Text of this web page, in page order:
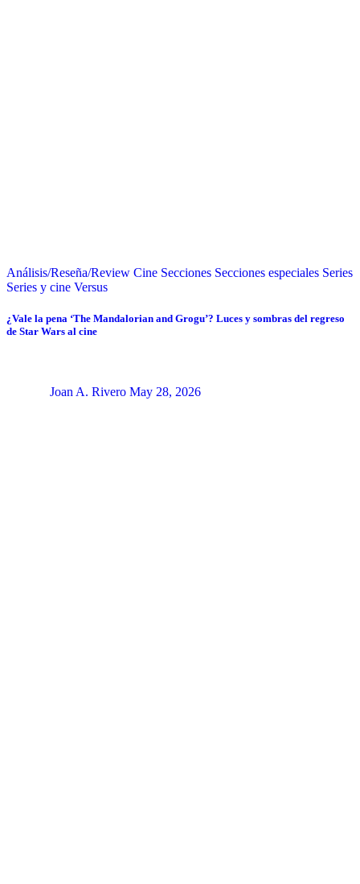
Análisis/Reseña/Review Cine Secciones Secciones especiales Series
Series y cine Versus
¿Vale la pena ‘The Mandalorian and Grogu’? Luces y sombras del regreso
de Star Wars al cine
Joan A. Rivero May 28, 2026